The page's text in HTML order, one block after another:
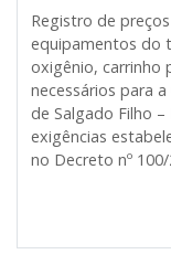
Registro de
equipamentos do
oxigênio, carrinho
necessários para
de Salgado Filho
exigências
no Decreto nº 100/